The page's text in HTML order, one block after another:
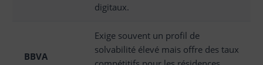
digitaux.
BBVA
Exige souvent un profil de
solvabilité élevé mais offre des taux